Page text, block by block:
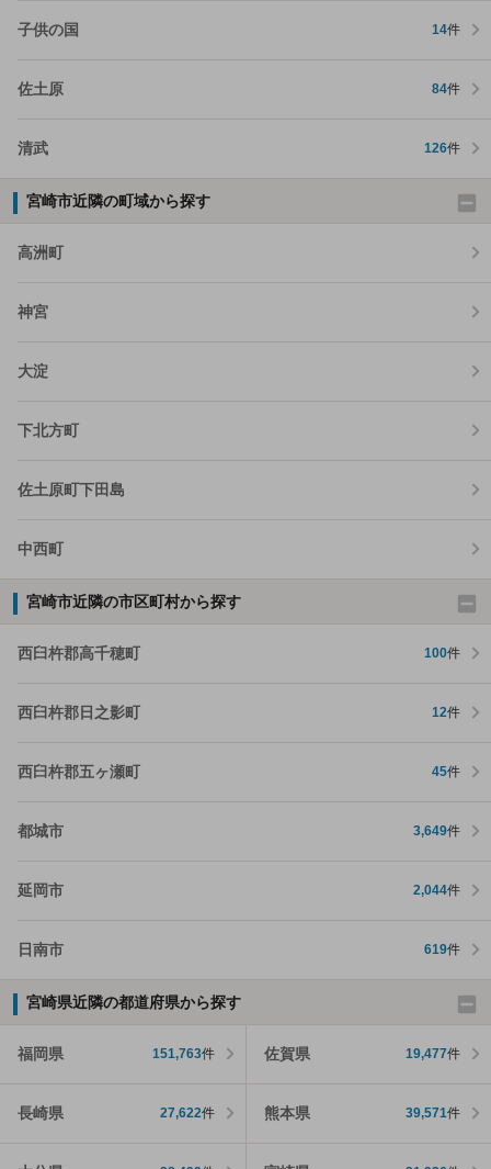
子供の国 14件
佐土原 84件
清武 126件
宮崎市近隣の町域から探す
高洲町
神宮
大淀
下北方町
佐土原町下田島
中西町
宮崎市近隣の市区町村から探す
西臼杵郡高千穂町 100件
西臼杵郡日之影町 12件
西臼杵郡五ヶ瀬町 45件
都城市 3,649件
延岡市 2,044件
日南市 619件
宮崎県近隣の都道府県から探す
福岡県 151,763件 佐賀県 19,477件
長崎県 27,622件 熊本県 39,571件